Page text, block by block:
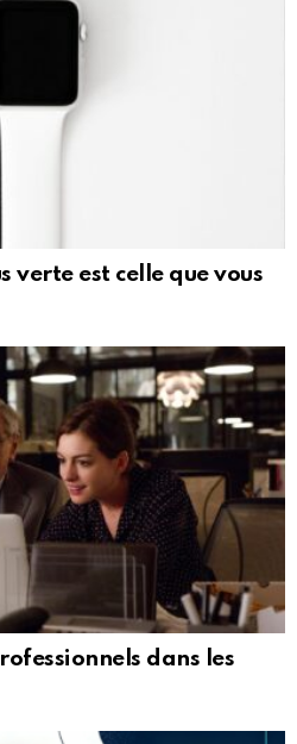
verte est celle que vous
dans les